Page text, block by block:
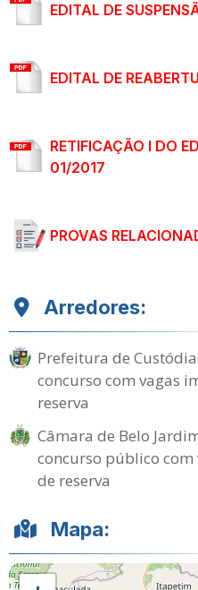
EDITAL DE
EDITAL DE
RETIFICAÇÃO I DO
01/2017
PROVAS
Arredores:
Prefeitura de
concurso com vagas
reserva
Câmara de Belo
concurso público
de reserva
Mapa: